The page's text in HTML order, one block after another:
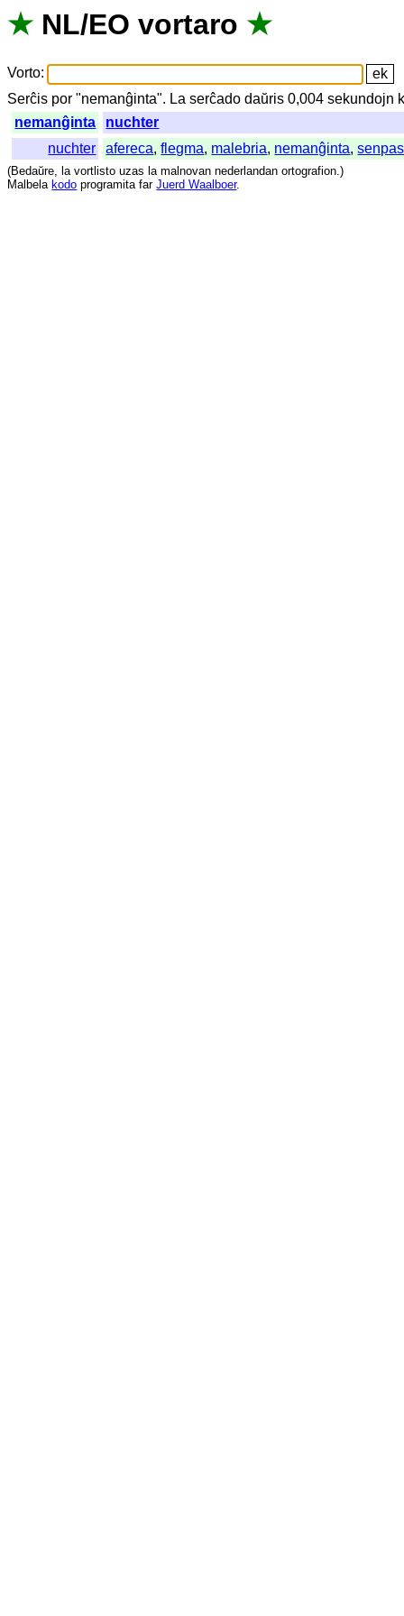
★ NL/EO vortaro ★
Vorto:
Serĉis por "nemanĝinta". La serĉado daŭris 0,004sekundojn
nemanĝinta
nuchter
nuchter
afereca,flegma, malebria, nemanĝinta,
(Bedaŭre, la vortlisto uzas la malnovan nederlandan ortografion.)
Malbela kodo programita far Juerd Waalboer.